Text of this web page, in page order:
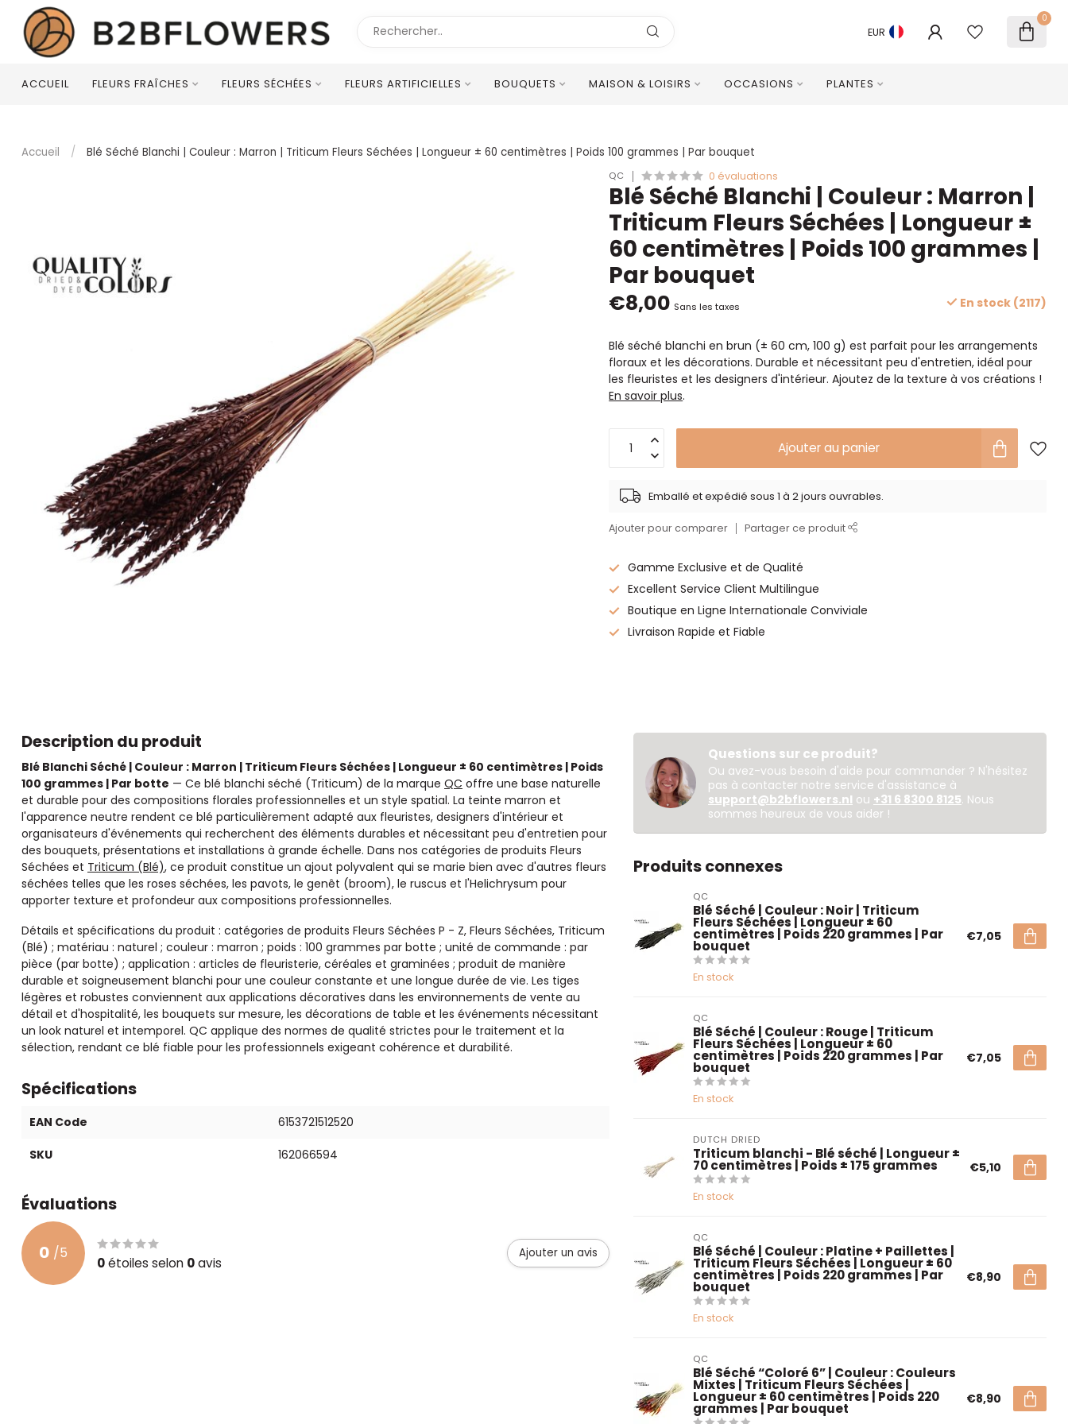
EUR
0
ACCUEIL FLEURS FRAÎCHES FLEURS SÉCHÉES FLEURS ARTIFICIELLES BOUQUETS MAISON & LOISIRS OCCASIONS PLANTES
Accueil / Blé Séché Blanchi | Couleur : Marron | Triticum Fleurs Séchées | Longueur ± 60 centimètres | Poids 100 grammes | Par bouquet
QC 0 évaluations
Blé Séché Blanchi | Couleur : Marron |
Triticum Fleurs Séchées | Longueur ±
60 centimètres | Poids 100 grammes |
Par bouquet
€8,00 Sans les taxes En stock (2117)
Blé séché blanchi en brun (± 60 cm, 100 g) est parfait pour les arrangements
floraux et les décorations. Durable et nécessitant peu d'entretien, idéal pour
les fleuristes et les designers d'intérieur. Ajoutez de la texture à vos créations !
En savoir plus.
Ajouter au panier
Emballé et expédié sous 1 à 2 jours ouvrables.
Ajouter pour comparer Partager ce produit
Gamme Exclusive et de Qualité
Excellent Service Client Multilingue
Boutique en Ligne Internationale Conviviale
Livraison Rapide et Fiable
Description du produit
Blé Blanchi Séché | Couleur : Marron | Triticum Fleurs Séchées | Longueur ± 60 centimètres | Poids
100 grammes | Par botte — Ce blé blanchi séché (Triticum) de la marque QC offre une base naturelle
et durable pour des compositions florales professionnelles et un style spatial. La teinte marron et
l'apparence neutre rendent ce blé particulièrement adapté aux fleuristes, designers d'intérieur et
organisateurs d'événements qui recherchent des éléments durables et nécessitant peu d'entretien pour
des bouquets, présentations et installations à grande échelle. Dans nos catégories de produits Fleurs
Séchées et Triticum (Blé), ce produit constitue un ajout polyvalent qui se marie bien avec d'autres fleurs
séchées telles que les roses séchées, les pavots, le genêt (broom), le ruscus et l'Helichrysum pour
apporter texture et profondeur aux compositions professionnelles.
Détails et spécifications du produit : catégories de produits Fleurs Séchées P - Z, Fleurs Séchées, Triticum
(Blé) ; matériau : naturel ; couleur : marron ; poids : 100 grammes par botte ; unité de commande : par
pièce (par botte) ; application : articles de fleuristerie, céréales et graminées ; produit de manière
durable et soigneusement blanchi pour une couleur constante et une longue durée de vie. Les tiges
légères et robustes conviennent aux applications décoratives dans les environnements de vente au
détail et d'hospitalité, les bouquets sur mesure, les décorations de table et les événements nécessitant
un look naturel et intemporel. QC applique des normes de qualité strictes pour le traitement et la
sélection, rendant ce blé fiable pour les professionnels exigeant cohérence et durabilité.
Spécifications
EAN Code 6153721512520
SKU 162066594
Évaluations
0 /5
0étoiles selon 0avis
Ajouter un avis
Questions sur ce produit?
Ou avez-vous besoin d'aide pour commander ? N'hésitez
pas à contacter notre service d'assistance à
support@b2bflowers.nl ou +31 6 8300 8125. Nous
sommes heureux de vous aider !
Produits connexes
QC
Blé Séché | Couleur : Noir | Triticum
Fleurs Séchées | Longueur ± 60
centimètres | Poids 220 grammes | Par
bouquet
En stock
€7,05
QC
Blé Séché | Couleur : Rouge | Triticum
Fleurs Séchées | Longueur ± 60
centimètres | Poids 220 grammes | Par
bouquet
En stock
€7,05
DUTCH DRIED
Triticum blanchi - Blé séché | Longueur ±
70 centimètres | Poids ± 175 grammes
En stock
€5,10
QC
Blé Séché | Couleur : Platine + Paillettes |
Triticum Fleurs Séchées | Longueur ± 60
centimètres | Poids 220 grammes | Par
bouquet
En stock
€8,90
QC
Blé Séché “Coloré 6” | Couleur : Couleurs
Mixtes | Triticum Fleurs Séchées |
Longueur ± 60 centimètres | Poids 220
grammes | Par bouquet
€8,90